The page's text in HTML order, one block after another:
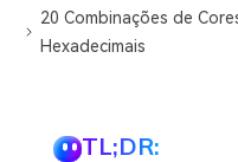
20 Combinações de
Hexadecimais
TL;DR: